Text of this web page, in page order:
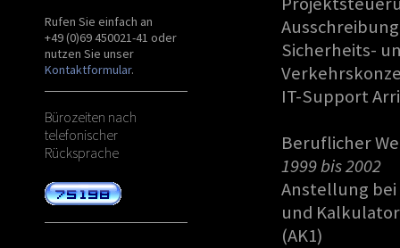
Rufen Sie einfach an
+49 (0)69 450021-41 oder
nutzen Sie unser
Kontaktformular.
Bürozeiten nach
telefonischer
Rücksprache
Sicherheits-
IT-Support
Beruflicher
1999 bis 2002
Anstellung
und
(AK1)